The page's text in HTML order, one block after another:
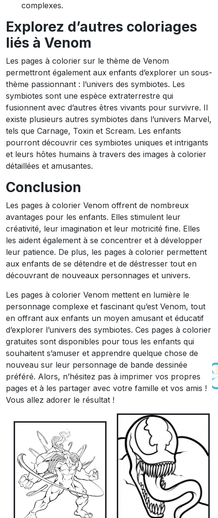
complexes.
Explorez d’autres coloriages
liés à Venom
Les pages à colorier sur le thème de Venom
permettront également aux enfants d’explorer un sous-
thème passionnant : l’univers des symbiotes. Les
symbiotes sont une espèce extraterrestre qui
fusionnent avec d’autres êtres vivants pour survivre. Il
existe plusieurs autres symbiotes dans l’univers Marvel,
tels que Carnage, Toxin et Scream. Les enfants
pourront découvrir ces symbiotes uniques et intrigants
et leurs hôtes humains à travers des images à colorier
détaillées et amusantes.
Conclusion
Les pages à colorier Venom offrent de nombreux
avantages pour les enfants. Elles stimulent leur
créativité, leur imagination et leur motricité fine. Elles
les aident également à se concentrer et à développer
leur patience. De plus, les pages à colorier permettent
aux enfants de se détendre et de déstresser tout en
découvrant de nouveaux personnages et univers.
Les pages à colorier Venom mettent en lumière le
personnage complexe et fascinant qu’est Venom, tout
en offrant aux enfants un moyen amusant et éducatif
d’explorer l’univers des symbiotes. Ces pages à colorier
gratuites sont disponibles pour tous les enfants qui
souhaitent s’amuser et apprendre quelque chose de
nouveau sur leur personnage de bande dessinée
préféré. Alors, n’hésitez pas à imprimer vos propres
pages et à les partager avec votre famille et vos amis !
Vous allez adorer le résultat !